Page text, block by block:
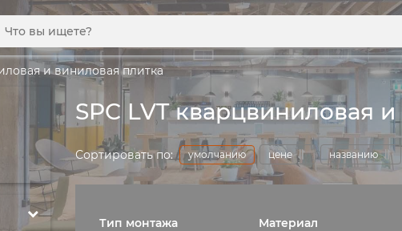
и виниловая плитка
SPC LVT кварцвиниловая
Сортировать по: умолчанию цене названию
Тип монтажа Материал